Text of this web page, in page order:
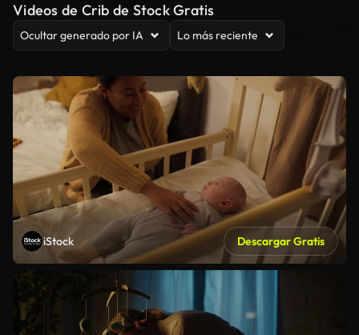
Videos de Crib de Stock Gratis
Ocultar generado por IA Lo más reciente
iStock Descargar Gratis